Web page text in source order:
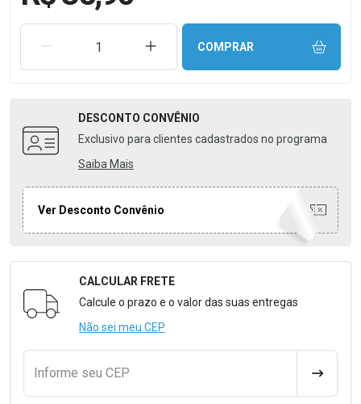
REMOVER UMA UNIDADEAUMENTAR UMA UNIDADE
COMPRAR
DESCONTO CONVÊNIO
Exclusivo para clientes cadastrados no programa
Saiba Mais
Ver Desconto Convênio
Formulário para Calcular o Frete
CALCULAR FRETE
Calcule o prazo e o valor das suas entregas
Não sei meu CEP
Informe seu CEP